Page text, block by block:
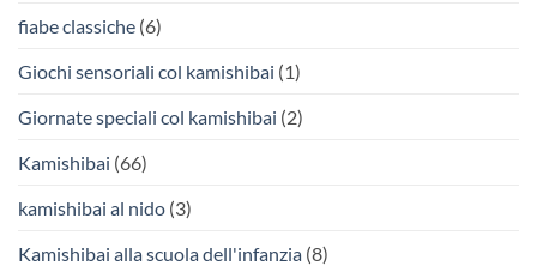
fiabe classiche (6)
Giochi sensoriali col kamishibai (1)
Giornate speciali col kamishibai (2)
Kamishibai (66)
kamishibai al nido (3)
Kamishibai alla scuola dell'infanzia (8)